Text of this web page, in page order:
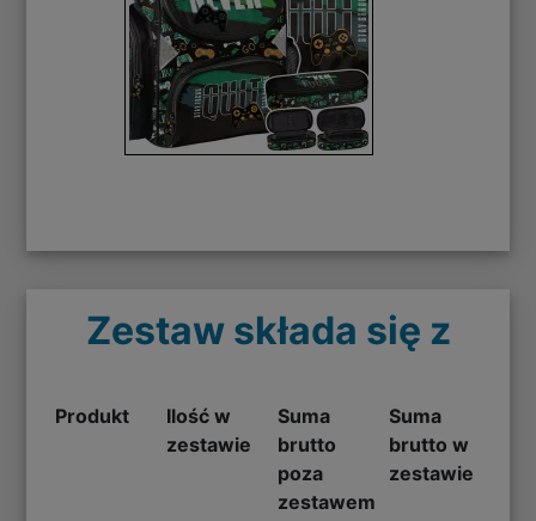
Zestaw składa się z
Produkt
Ilość w
zestawie
Suma
brutto
poza
zestawem
Suma
brutto w
zestawie